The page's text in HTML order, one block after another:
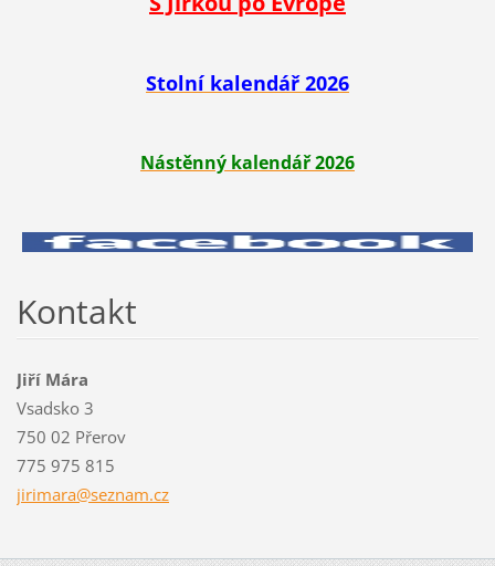
Stolní kalendář 2026
Nástěnný kalendář 2026
Kontakt
Jiří Mára
Vsadsko 3
750 02 Přerov
775 975 815
jirimara@seznam.cz